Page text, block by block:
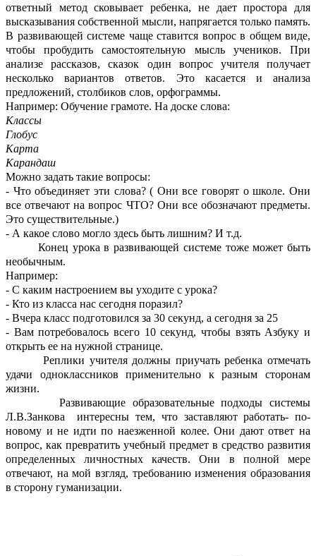
ответный метод сковывает ребенка, не дает простора для
высказывания собственной мысли, напрягается только память.
В развивающей системе чаще ставится вопрос в общем виде,
чтобы пробудить самостоятельную мысль учеников. При
анализе рассказов, сказок один вопрос учителя получает
несколько вариантов ответов. Это касается и анализа
предложений, столбиков слов, орфограммы.
Например: Обучение грамоте. На доске слова:
Классы
Глобус
Карта
Карандаш
Можно задать такие вопросы:
- Что объединяет эти слова? ( Они все говорят о школе. Они
все отвечают на вопрос ЧТО? Они все обозначают предметы.
Это существительные.)
- А какое слово могло здесь быть лишним? И т.д.
Конец урока в развивающей системе тоже может быть
необычным.
Например:
- С каким настроением вы уходите с урока?
- Кто из класса нас сегодня поразил?
- Вчера класс подготовился за 30 секунд, а сегодня за 25
- Вам потребовалось всего 10 секунд, чтобы взять Азбуку и
открыть ее на нужной странице.
Реплики учителя должны приучать ребенка отмечать
удачи одноклассников применительно к разным сторонам
жизни.
Развивающие образовательные подходы системы
Л.В.Занкова интересны тем, что заставляют работать- по-
новому и не идти по наезженной колее. Они дают ответ на
вопрос, как превратить учебный предмет в средство развития
определенных личностных качеств. Они в полной мере
отвечают, на мой взгляд, требованию изменения образования
в сторону гуманизации.